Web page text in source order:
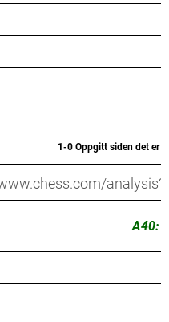
1-0 Oppgitt siden det er
A40: